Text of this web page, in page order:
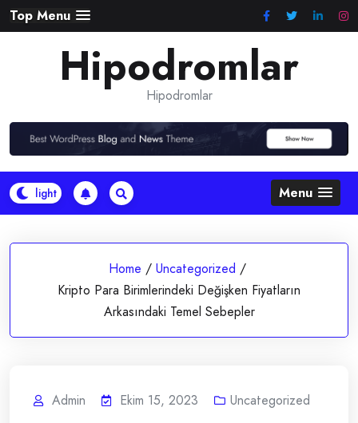
Skip
to
Top Menu
Hipodromlar
Hipodromlar
Menu
Home / Uncategorized /
Kripto Para Birimlerindeki Değişken Fiyatların
Arkasındaki Temel Sebepler
Admin Ekim 15, 2023 Uncategorized